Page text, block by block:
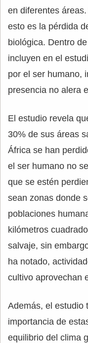
en diferentes
esto es la pérdida
biológica. Dentro
incluyen en el
por el ser humano,
presencia no alera
El estudio revela
30% de sus áreas
África se han
el ser humano no
que se estén
sean zonas donde
poblaciones
kilómetros
salvaje, sin
ha notado,
cultivo aprovechan
Además, el estudio
importancia de
equilibrio del clima